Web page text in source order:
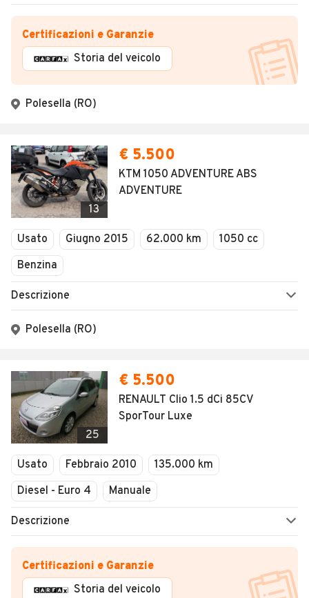
Certificazioni e Garanzie
Storia del veicolo
Polesella (RO)
13
€ 5.500
KTM 1050 ADVENTURE ABS
ADVENTURE
Usato Giugno 2015 62.000 km
1050 cc
Benzina
Descrizione
Polesella (RO)
25
€ 5.500
RENAULT Clio 1.5 dCi 85CV
SporTour Luxe
Usato Febbraio 2010
135.000 km
Diesel - Euro 4
Manuale
Descrizione
Certificazioni e Garanzie
Storia del veicolo